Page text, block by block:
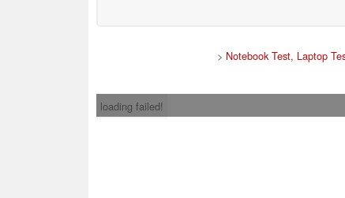
> Notebook Test, Laptop
loading failed!